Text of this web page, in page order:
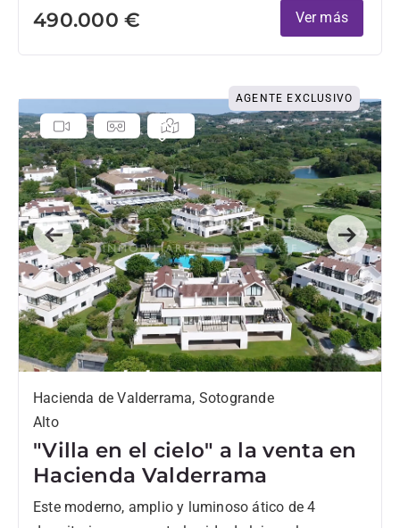
490.000 € Ver más
Previous Next
AGENTE EXCLUSIVO
Hacienda de Valderrama, Sotogrande
Alto
"Villa en el cielo" a la venta en
Hacienda Valderrama
Este moderno, amplio y luminoso ático de 4